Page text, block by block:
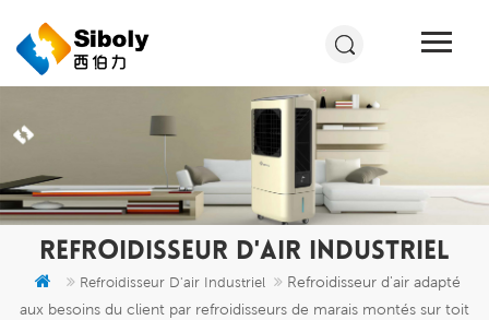
REFROIDISSEUR D'AIR INDUSTRIEL
Refroidisseur D'air Industriel
Refroidisseur d'air adapté
aux besoins du client par refroidisseurs de marais montés sur toit